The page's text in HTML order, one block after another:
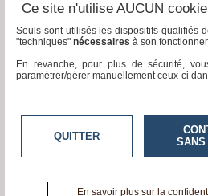
tvlocale.fr
Contactez-nous
A propos de tvlocale.fr
Ce site n'utilise AUCUN
Seuls sont utilisés les dispositifs qualifiés
"techniques" nécessaires à son
En revanche, pour plus de sécurité,
paramétrer/gérer manuellement ceux-ci
QUITTER
SANS
En savoir plus sur la